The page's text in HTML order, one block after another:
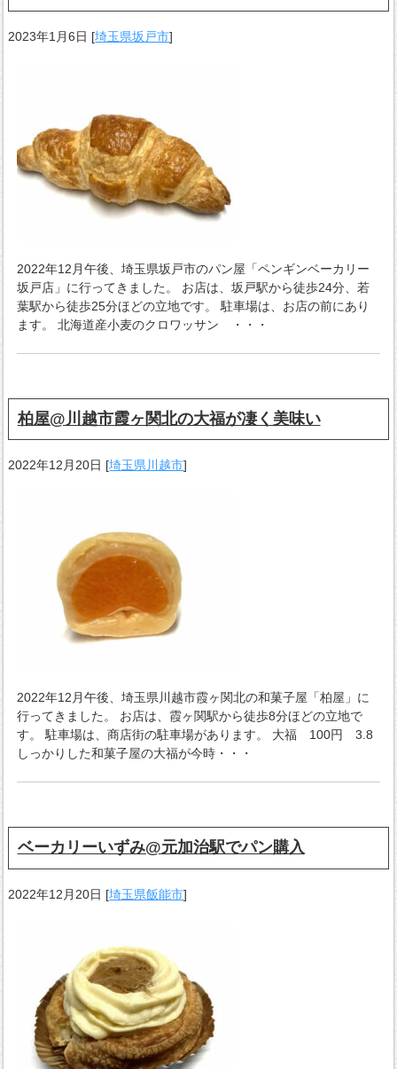
2023年1月6日 [埼玉県坂戸市]
2022年12月午後、埼玉県坂戸市のパン屋「ペンギンベーカリー
坂戸店」に行ってきました。 お店は、坂戸駅から徒歩24分、若
葉駅から徒歩25分ほどの立地です。 駐車場は、お店の前にあり
ます。 北海道産小麦のクロワッサン ・・・
柏屋@川越市霞ヶ関北の大福が凄く美味い
2022年12月20日 [埼玉県川越市]
2022年12月午後、埼玉県川越市霞ヶ関北の和菓子屋「柏屋」に
行ってきました。 お店は、霞ヶ関駅から徒歩8分ほどの立地で
す。 駐車場は、商店街の駐車場があります。 大福 100円 3.8
しっかりした和菓子屋の大福が今時・・・
ベーカリーいずみ@元加治駅でパン購入
2022年12月20日 [埼玉県飯能市]